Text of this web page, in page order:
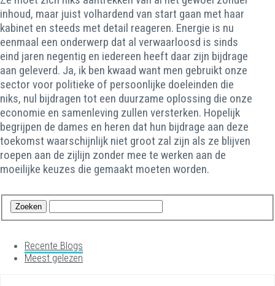
inhoud, maar juist volhardend van start gaan met haar
kabinet en steeds met detail reageren. Energie is nu
eenmaal een onderwerp dat al verwaarloosd is sinds
eind jaren negentig en iedereen heeft daar zijn bijdrage
aan geleverd. Ja, ik ben kwaad want men gebruikt onze
sector voor politieke of persoonlijke doeleinden die
niks, nul bijdragen tot een duurzame oplossing die onze
economie en samenleving zullen versterken. Hopelijk
begrijpen de dames en heren dat hun bijdrage aan deze
toekomst waarschijnlijk niet groot zal zijn als ze blijven
roepen aan de zijlijn zonder mee te werken aan de
moeilijke keuzes die gemaakt moeten worden.
Recente Blogs
Meest gelezen